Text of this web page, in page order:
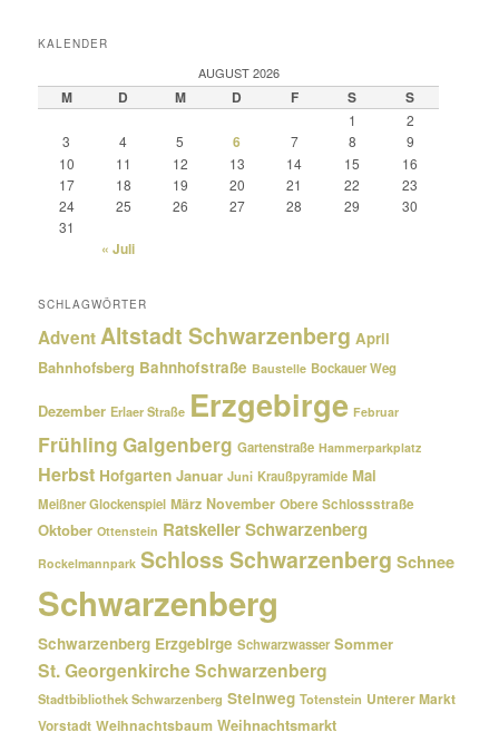
KALENDER
AUGUST 2026
M D M D F S S
1
2
3
4 5 6 7 8
9
10
11 12 13 14 15
16
17
18 19 20 21 22
23
24
25 26 27 28 29
30
31
« Juli
SCHLAGWÖRTER
Advent Altstadt Schwarzenberg April
Bahnhofsberg Bahnhofstraße Baustelle Bockauer Weg
Dezember Erlaer Straße Erzgebirge Februar
Frühling Galgenberg Gartenstraße Hammerparkplatz
Herbst Hofgarten Januar Juni Kraußpyramide Mai
Meißner Glockenspiel März November Obere Schlossstraße
Oktober Ottenstein Ratskeller Schwarzenberg
Rockelmannpark Schloss Schwarzenberg Schnee
Schwarzenberg
Schwarzenberg Erzgebirge Schwarzwasser Sommer
St. Georgenkirche Schwarzenberg
Stadtbibliothek Schwarzenberg Steinweg Totenstein Unterer Markt
Vorstadt Weihnachtsbaum Weihnachtsmarkt